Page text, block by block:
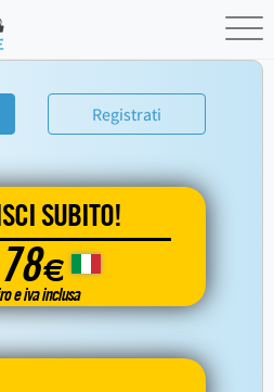
Registrati
SUBITO!
€
e iva inclusa